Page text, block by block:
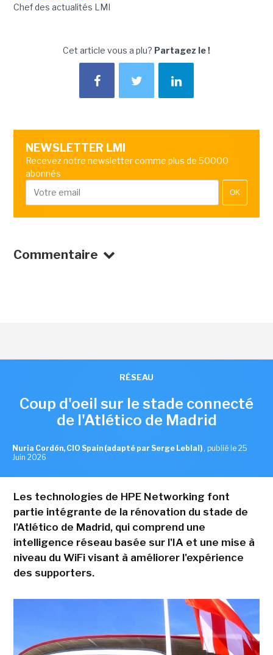
Chef des actualités LMI
Cet article vous a plu? Partagez le !
NEWSLETTER LMI
Recevez notre newsletter comme plus de 50000
abonnés
OK
Commentaire
RÉSEAU
Coup d'oeil sur le stade connecté
de l'Atlético de Madrid
Nuria Cordón, CIO Spain (adapté par Serge Leblal) , publié le 25
Juin 2026
Les technologies de HPE Networking font
partie intégrante de la rénovation du stade de
l'Atlético de Madrid, qui comprend une
intelligence réseau basée sur l'IA et une mise à
niveau du WiFi visant à améliorer l'expérience
des supporters.